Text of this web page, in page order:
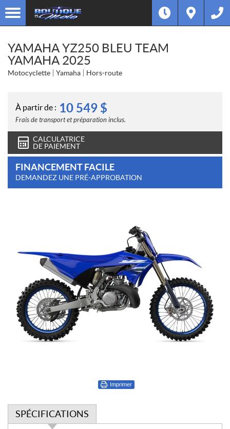
YAMAHA YZ250 BLEU TEAM
YAMAHA 2025
Motocyclette Yamaha Hors-route
À partir de : 10 549 $
Frais de transport et préparation inclus.
CALCULATRICE
DE PAIEMENT
FINANCEMENT FACILE
DEMANDEZ UNE PRÉ-APPROBATION
Imprimer
SPÉCIFICATIONS